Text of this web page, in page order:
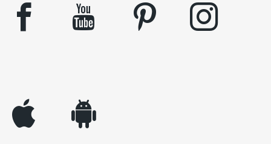
facebook youtube pinterest instagram
appleinc android